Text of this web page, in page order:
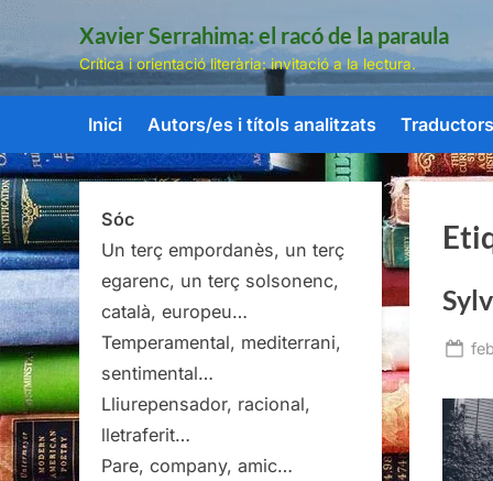
Skip
content
Xavier Serrahima: el racó de la paraula
Crítica i orientació literària: invitació a la lectura.
Inici Autors/es i títols analitzats
Sóc
Un terç empordanès, un terç
egarenc, un terç solsonenc,
català, europeu…
Temperamental, mediterrani,
sentimental…
Lliurepensador, racional,
lletraferit…
Pare, company, amic…